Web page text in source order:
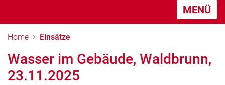
MENÜ
Home Einsätze
Wasser im Gebäude, Waldbrunn,
23.11.2025